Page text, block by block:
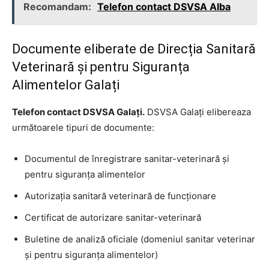
Recomandam: Telefon contact DSVSA Alba
Documente eliberate de Direcția Sanitară
Veterinară și pentru Siguranța
Alimentelor Galați
Telefon contact DSVSA Galați. DSVSA Galați elibereaza
următoarele tipuri de documente:
Documentul de înregistrare sanitar-veterinară şi
pentru siguranţa alimentelor
Autorizaţia sanitară veterinară de funcţionare
Certificat de autorizare sanitar-veterinară
Buletine de analiză oficiale (domeniul sanitar veterinar
şi pentru siguranţa alimentelor)